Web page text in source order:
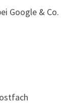
Google & Co.